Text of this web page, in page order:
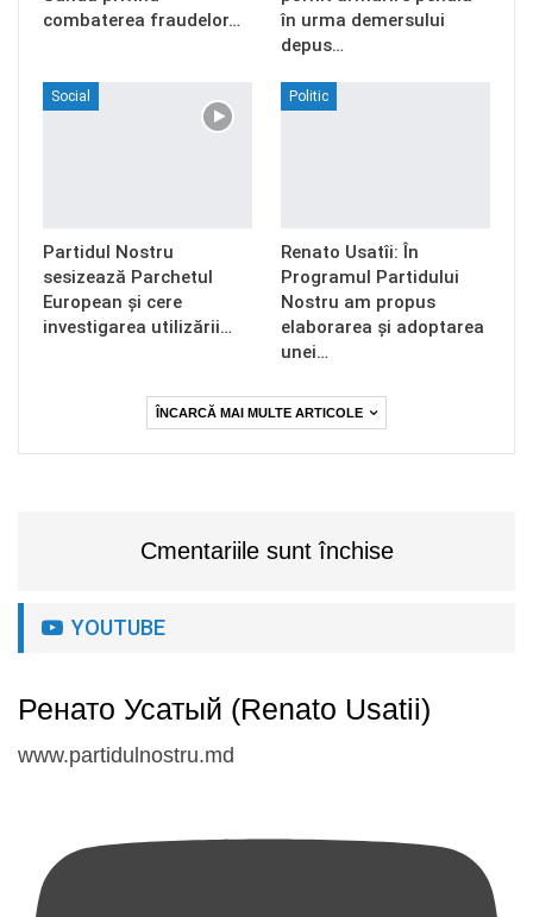
combaterea fraudelor…
în urma demersului
depus…
Social
Partidul Nostru
sesizează Parchetul
European și cere
investigarea utilizării…
Politic
Renato Usatîi: În
Programul Partidului
Nostru am propus
elaborarea și adoptarea
unei…
ÎNCARCĂ MAI MULTE ARTICOLE
Cmentariile sunt închise
YOUTUBE
Ренато Усатый (Renato Usatii)
www.partidulnostru.md